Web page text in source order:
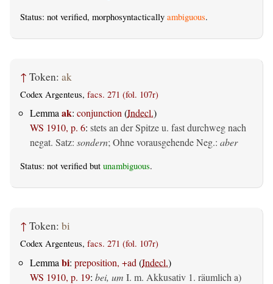
Status: not verified, morphosyntactically ambiguous.
↑ Token: ak
Codex Argenteus, facs. 271 (fol. 107r)
Lemmaak: conjunction(Indecl.)
WS 1910, p. 6: stets an der Spitze u. fast durchweg nach
negat. Satz: sondern; Ohne vorausgehende Neg.: aber
Status: not verified but unambiguous.
↑ Token: bi
Codex Argenteus, facs. 271 (fol. 107r)
Lemma bi: preposition, +ad (Indecl.)
WS 1910, p. 19: bei, um I. m. Akkusativ 1. räumlich a)